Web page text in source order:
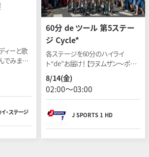
ィーと歌
でみませ
マにお
・ステージ
60分 de ツール 第5ステー
ジ Cycle*
各ステージを60分のハイライ
ト“de”お届け！ 【ラヌムザン〜ポー】
開催日：2026年7月8日(現地)
8/14(金)
02:00〜03:00
J SPORTS 1 HD